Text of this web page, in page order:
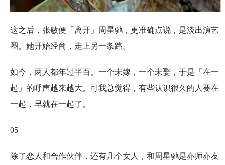
这之后，张敏便「离开」周星驰，更准确点说，是淡出演艺
圈。她开始经商，走上另一条路。
如今，两人都年过半百。一个未嫁，一个未娶，于是「在一
起」的呼声越来越大。可我总觉得，有些认识很久的人要在
一起，早就在一起了。
05
除了恋人和合作伙伴，还有几个女人，和周星驰是亦师亦友